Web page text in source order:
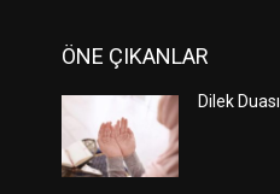
ÖNE ÇIKANLAR
Dilek Duası